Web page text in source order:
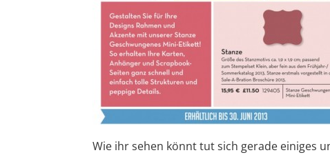
Wie ihr sehen könnt tut sich gerade einiges